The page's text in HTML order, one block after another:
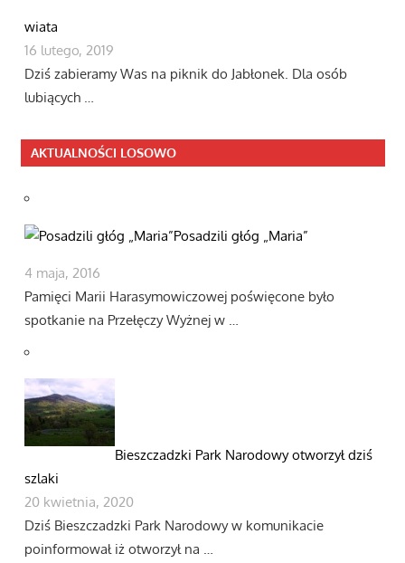
wiata
16 lutego, 2019
Dziś zabieramy Was na piknik do Jabłonek. Dla osób
lubiących …
AKTUALNOŚCI LOSOWO
Posadzili głóg „Maria”
4 maja, 2016
Pamięci Marii Harasymowiczowej poświęcone było
spotkanie na Przełęczy Wyżnej w …
Bieszczadzki Park Narodowy otworzył dziś
szlaki
20 kwietnia, 2020
Dziś Bieszczadzki Park Narodowy w komunikacie
poinformował iż otworzył na …